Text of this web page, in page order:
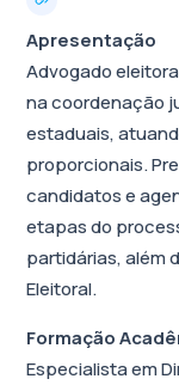
Apresentação
Advogado
na coordenação
estaduais,
proporcionais.
candidatos e
etapas do
partidárias, além
Eleitoral.
Formação
Especialista em